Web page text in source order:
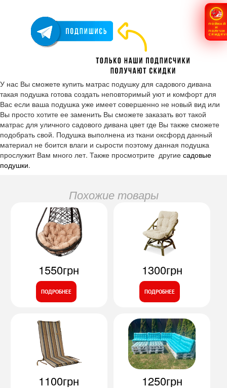
У нас Вы сможете купить матрас подушку для садового дивана
такая подушка готова создать неповторимый уют и комфорт для
Вас если ваша подушка уже имеет совершенно не новый вид или
Вы просто хотите ее заменить Вы сможете заказать вот такой
матрас для уличного садового дивана цвет где Вы также сможете
подобрать свой. Подушка выполнена из ткани оксфорд данный
материал не боится влаги и сырости поэтому данная подушка
прослужит Вам много лет. Также просмотрите другие садовые
подушки.
Похожие товары
1550грн
ПОДРОБНЕЕ
1300грн
ПОДРОБНЕЕ
1100грн 1250грн
ПОЙМАЙ
И
ПОЛУЧИ
СКИДКУ!